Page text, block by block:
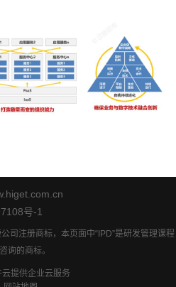
号-1
司注册商标，本页面中“IPD”是研发管理课程
询的商标。
云提供企业云服务